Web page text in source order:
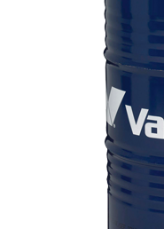
Accesorii spalare si uscare
Intretinere motor
Curatare generala
Restaurare faruri
Spalare si detailing rapid
Decontaminare vopsea
Intretinere vopsea
Dressing exterior